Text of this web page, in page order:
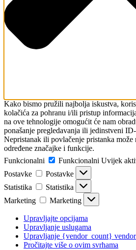
Kako bismo pružili najbolja iskustva,
kolačića za pohranu i/ili pristup
na ove tehnologije omogućit će nam
ponašanje pregledavanja ili jedinstveni
Nepristanak ili povlačenje pristanka može
određene značajke i funkcije.
Funkcionalni
Funkcionalni Uvijek
Postavke
Postavke
Statistika
Statistika
Marketing
Marketing
Upravljajte opcijama
Upravljanje uslugama
Upravljanje {vendor_count}
Pročitajte više o ovim svrhama